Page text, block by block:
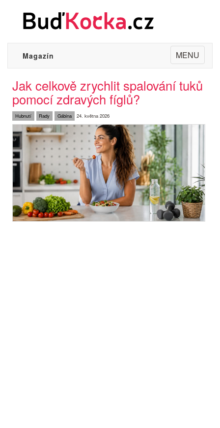
Toggle
navigation
MENU
Magazín
Jak celkově zrychlit spalování tuků
pomocí zdravých fíglů?
Hubnutí Rady Gábina 24. května 2026